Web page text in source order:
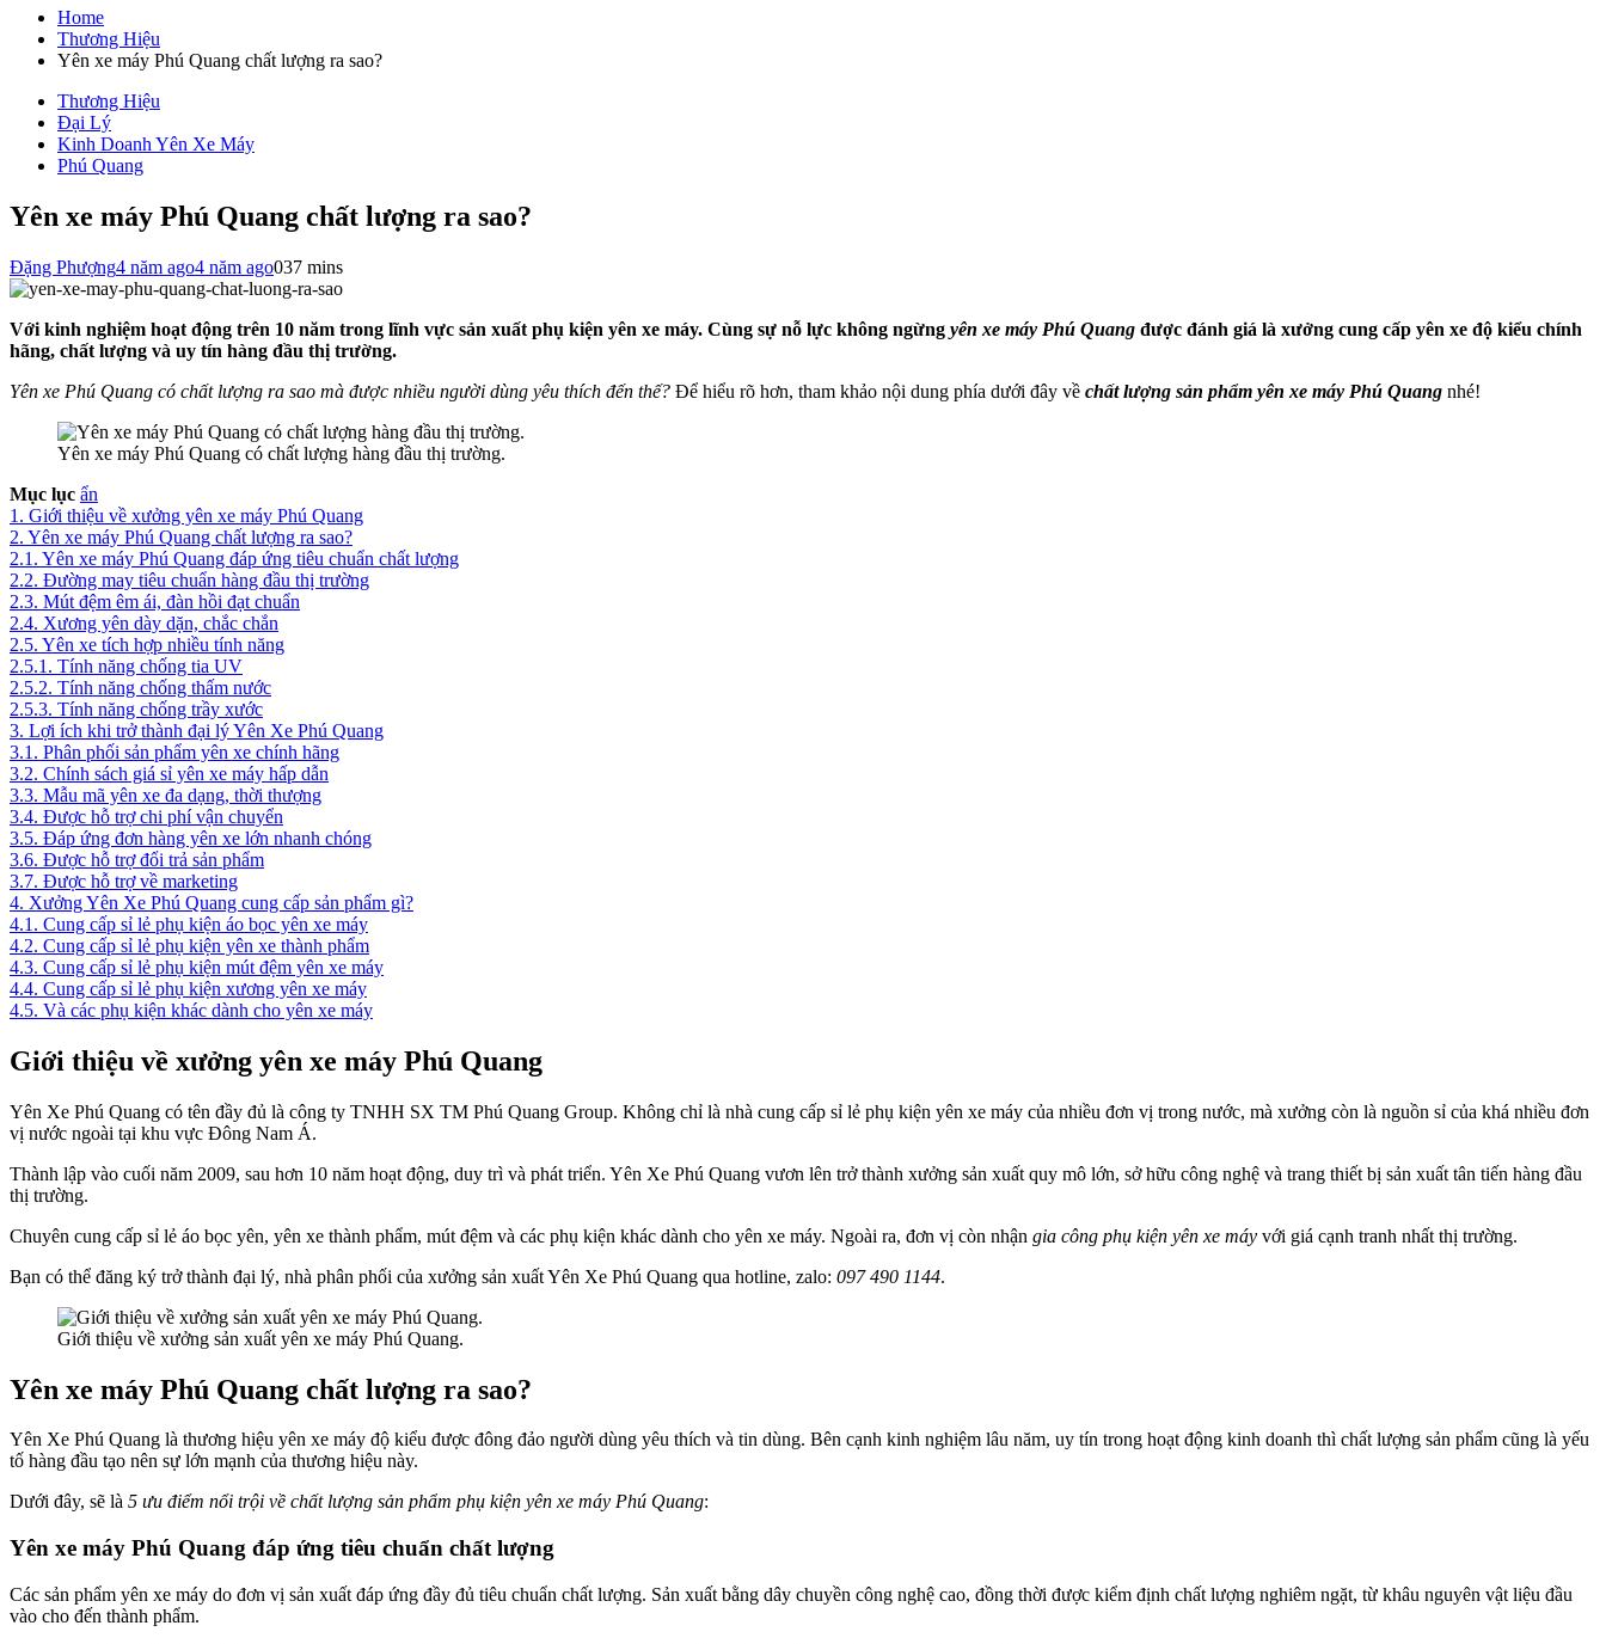
cho:
Home
Thương Hiệu
Yên xe máy Phú Quang chất lượng ra sao?
Thương Hiệu
Đại Lý
Kinh Doanh Yên Xe Máy
Phú Quang
Yên xe máy Phú Quang chất lượng ra sao?
Đặng Phượng4 năm ago4 năm ago037 mins
Với kinh nghiệm hoạt động trên 10 năm trong lĩnh vực sản xuất phụ kiện yên xe máy. Cùng sự nỗ lực không ngừng yên xe máy Phú Quang được đánh giá là xưởng cung cấp yên xe độ kiểu chính
hãng, chất lượng và uy tín hàng đầu thị trường.
Yên xe Phú Quang có chất lượng ra sao mà được nhiều người dùng yêu thích đến thế? Để hiểu rõ hơn, tham khảo nội dung phía dưới đây về chất lượng sản phẩm yên xe máy Phú Quang nhé!
Yên xe máy Phú Quang có chất lượng hàng đầu thị trường.
Mục lục ẩn
1. Giới thiệu về xưởng yên xe máy Phú Quang
2. Yên xe máy Phú Quang chất lượng ra sao?
2.1. Yên xe máy Phú Quang đáp ứng tiêu chuẩn chất lượng
2.2. Đường may tiêu chuẩn hàng đầu thị trường
2.3. Mút đệm êm ái, đàn hồi đạt chuẩn
2.4. Xương yên dày dặn, chắc chắn
2.5. Yên xe tích hợp nhiều tính năng
2.5.1. Tính năng chống tia UV
2.5.2. Tính năng chống thấm nước
2.5.3. Tính năng chống trầy xước
3. Lợi ích khi trở thành đại lý Yên Xe Phú Quang
3.1. Phân phối sản phẩm yên xe chính hãng
3.2. Chính sách giá sỉ yên xe máy hấp dẫn
3.3. Mẫu mã yên xe đa dạng, thời thượng
3.4. Được hỗ trợ chi phí vận chuyển
3.5. Đáp ứng đơn hàng yên xe lớn nhanh chóng
3.6. Được hỗ trợ đổi trả sản phẩm
3.7. Được hỗ trợ về marketing
4. Xưởng Yên Xe Phú Quang cung cấp sản phẩm gì?
4.1. Cung cấp sỉ lẻ phụ kiện áo bọc yên xe máy
4.2. Cung cấp sỉ lẻ phụ kiện yên xe thành phẩm
4.3. Cung cấp sỉ lẻ phụ kiện mút đệm yên xe máy
4.4. Cung cấp sỉ lẻ phụ kiện xương yên xe máy
4.5. Và các phụ kiện khác dành cho yên xe máy
Giới thiệu về xưởng yên xe máy Phú Quang
Yên Xe Phú Quang có tên đầy đủ là công ty TNHH SX TM Phú Quang Group. Không chỉ là nhà cung cấp sỉ lẻ phụ kiện yên xe máy của nhiều đơn vị trong nước, mà xưởng còn là nguồn sỉ của khá nhiều đơn
vị nước ngoài tại khu vực Đông Nam Á.
Thành lập vào cuối năm 2009, sau hơn 10 năm hoạt động, duy trì và phát triển. Yên Xe Phú Quang vươn lên trở thành xưởng sản xuất quy mô lớn, sở hữu công nghệ và trang thiết bị sản xuất tân tiến hàng đầu
thị trường.
Chuyên cung cấp sỉ lẻ áo bọc yên, yên xe thành phẩm, mút đệm và các phụ kiện khác dành cho yên xe máy. Ngoài ra, đơn vị còn nhận gia công phụ kiện yên xe máy với giá cạnh tranh nhất thị trường.
Bạn có thể đăng ký trở thành đại lý, nhà phân phối của xưởng sản xuất Yên Xe Phú Quang qua hotline, zalo: 097 490 1144.
Giới thiệu về xưởng sản xuất yên xe máy Phú Quang.
Yên xe máy Phú Quang chất lượng ra sao?
Yên Xe Phú Quang là thương hiệu yên xe máy độ kiểu được đông đảo người dùng yêu thích và tin dùng. Bên cạnh kinh nghiệm lâu năm, uy tín trong hoạt động kinh doanh thì chất lượng sản phẩm cũng là yếu
tố hàng đầu tạo nên sự lớn mạnh của thương hiệu này.
Dưới đây, sẽ là 5 ưu điểm nổi trội về chất lượng sản phẩm phụ kiện yên xe máy Phú Quang:
Yên xe máy Phú Quang đáp ứng tiêu chuẩn chất lượng
Các sản phẩm yên xe máy do đơn vị sản xuất đáp ứng đầy đủ tiêu chuẩn chất lượng. Sản xuất bằng dây chuyền công nghệ cao, đồng thời được kiểm định chất lượng nghiêm ngặt, từ khâu nguyên vật liệu đầu
vào cho đến thành phẩm.